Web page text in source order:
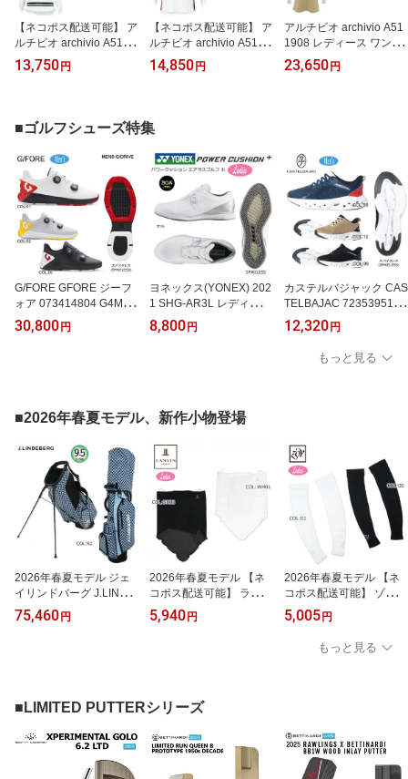
【ネコポス配送可能】 ア
ルチビオ archivio A5198
11 レディース モックネ
ック ノースリーブ プル
13,750円
【ネコポス配送可能】 ア
ルチビオ archivio A5198
03 レディース モックネ
ック プルオーバー ゴル
14,850円
アルチビオ archivio A51
1908 レディース ワンピ
ース ハーフジップ ゴル
フウェア 春夏秋
23,650円
■ゴルフシューズ特集
G/FORE GFORE ジーフ
ォア 073414804 G4MF2
1EF32 メンズ ゴルフシ
ューズ スパイクレス ダ
30,800円
ヨネックス(YONEX) 202
1 SHG-AR3L レディース
パワークッション エアラ
ス ゴルフ 3L ボア (ホワ
8,800円
カステルバジャック CAS
TELBAJAC 7235395128
メンズ シューズ ゴム紐
結ばない靴 スニーカー
ファッション ゴルフ用品
12,320円
もっと見る
■2026年春夏モデル、新作小物登場
2026年春夏モデル ジェ
イリンドバーグ J.LINDE
BERG 073-15204 9.5型
(3.6kg) メンズ Play Stan
75,460円
2026年春夏モデル 【ネ
コポス配送可能】 ランバ
ン スポール LANVIN SP
ORT VG5SAZ91L フェイ
5,940円
2026年春夏モデル 【ネ
コポス配送可能】 ゾーイ
ZOY 071799867 レディ
ース アームカバー 接触
冷感 ゴルフウェア 夏小
5,005円
もっと見る
■LIMITED PUTTERシリーズ